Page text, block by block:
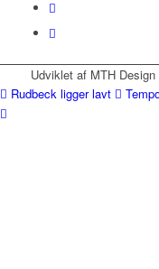
Udviklet af MTH Design
Rudbeck ligger lavt